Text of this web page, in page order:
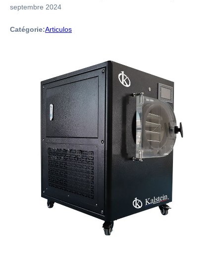
septembre 2024
Catégorie:Articulos